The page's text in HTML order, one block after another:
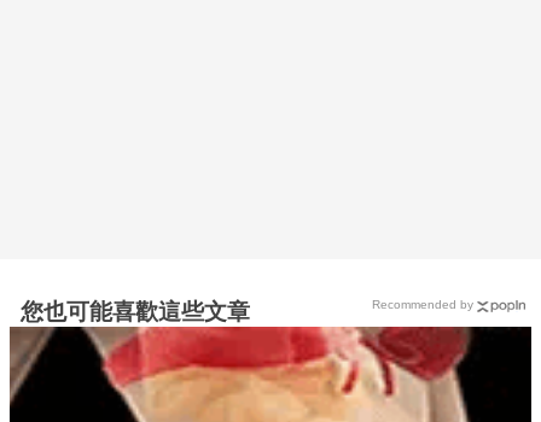
您也可能喜歡這些文章 Recommended by